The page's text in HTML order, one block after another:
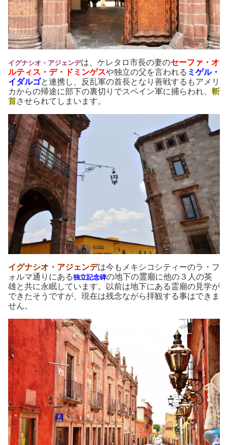
イグナシオ・アジェンデは、ケレタロ市長の妻のセーファ・オ
ルティス・デ・ドミンゲスや独立の父を言われる ミゲル・
イダルゴと連携し、反乱軍の首長となり善戦するもアメリ
カからの帰途に部下の裏切りでスペイン軍に捕らわれ、 斬
首させられてしまいます。
イグナシオ・アジェンデは今もメキシコシティーのラ・フ
ォルマ通りにある独立記念碑の地下の霊廟に他の３人の英
雄と共に永眠しています。以前は地下にある霊廟の見学が
できたそうですが、現在は残念ながら拝観する事はできま
せん。